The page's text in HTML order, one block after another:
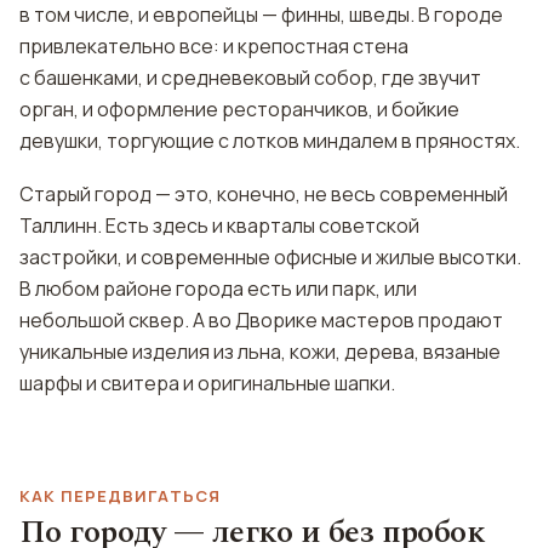
в том числе, и европейцы — финны, шведы. В городе
привлекательно все: и крепостная стена
с башенками, и средневековый собор, где звучит
орган, и оформление ресторанчиков, и бойкие
девушки, торгующие с лотков миндалем в пряностях.
Старый город — это, конечно, не весь современный
Таллинн. Есть здесь и кварталы советской
застройки, и современные офисные и жилые высотки.
В любом районе города есть или парк, или
небольшой сквер. А во Дворике мастеров продают
уникальные изделия из льна, кожи, дерева, вязаные
шарфы и свитера и оригинальные шапки.
КАК ПЕРЕДВИГАТЬСЯ
По городу — легко и без пробок